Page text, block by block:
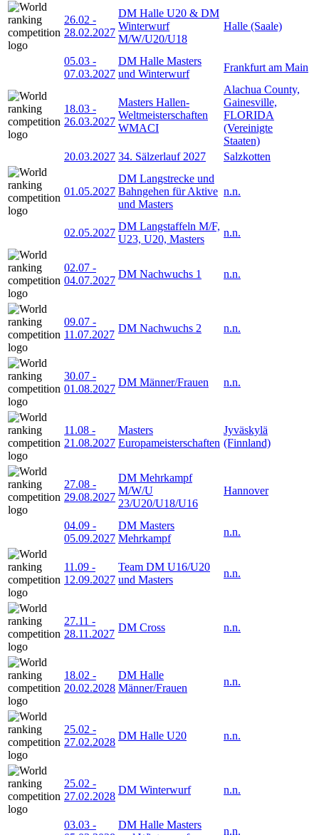
26.02 -
28.02.2027
DM Halle U20 & DM
Winterwurf
M/W/U20/U18
Halle (Saale)
05.03 -
07.03.2027
DM Halle Masters
und Winterwurf
Frankfurt am Main
18.03 -
26.03.2027
Masters Hallen-
Weltmeisterschaften
WMACI
Alachua County,
Gainesville,
FLORIDA
(Vereinigte
Staaten)
20.03.2027 34. Sälzerlauf 2027 Salzkotten
01.05.2027
DM Langstrecke und
Bahngehen für Aktive
und Masters
n.n.
02.05.2027
DM Langstaffeln M/F,
U23, U20, Masters
n.n.
02.07 -
04.07.2027
DM Nachwuchs 1 n.n.
09.07 -
11.07.2027
DM Nachwuchs 2 n.n.
30.07 -
01.08.2027
DM Männer/Frauen n.n.
11.08 -
21.08.2027
Masters
Europameisterschaften
Jyväskylä
(Finnland)
27.08 -
29.08.2027
DM Mehrkampf
M/W/U
23/U20/U18/U16
Hannover
04.09 -
05.09.2027
DM Masters
Mehrkampf
n.n.
11.09 -
12.09.2027
Team DM U16/U20
und Masters
n.n.
27.11 -
28.11.2027
DM Cross n.n.
18.02 -
20.02.2028
DM Halle
Männer/Frauen
n.n.
25.02 -
27.02.2028
DM Halle U20 n.n.
25.02 -
27.02.2028
DM Winterwurf n.n.
03.03 -
DM Halle Masters
n.n.